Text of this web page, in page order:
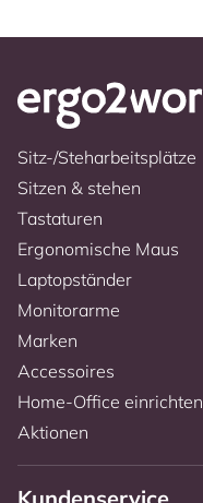
Sitz-/Steharbeitsplätze
Sitzen & stehen
Tastaturen
Ergonomische Maus
Laptopständer
Monitorarme
Marken
Accessoires
Home-Office einrichten
Aktionen